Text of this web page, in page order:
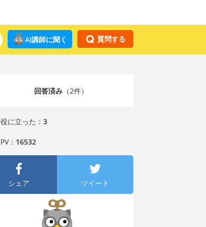
質問する
AI講師に聞く
回答済み（2件）
役に立った： 3
PV： 16532
シェア ツイート